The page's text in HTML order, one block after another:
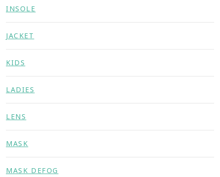
INSOLE
JACKET
KIDS
LADIES
LENS
MASK
MASK DEFOG